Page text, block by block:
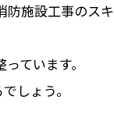
防施設工事のスキ
ています。
しょう。